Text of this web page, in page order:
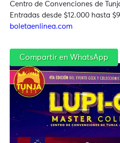
Centro de Convenciones de
Entradas desde $12.000 hasta
boletaenlinea.com
Compartir en WhatsApp